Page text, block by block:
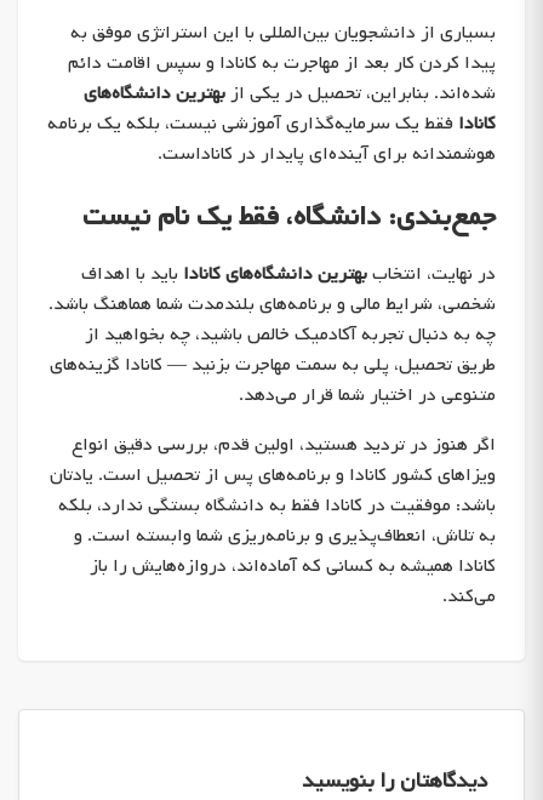
بسیاری از دانشجویان بین‌المللی با این استراتژی موفق به
پیدا کردن کار بعد از مهاجرت به کانادا و سپس اقامت دائم
شده‌اند. بنابراین، تحصیل در یکی ازبهترین دانشگاه‌های
کانادا فقط یک سرمایه‌گذاری آموزشی نیست، بلکه یک برنامه
هوشمندانه برای آینده‌ای پایدار در کاناداست.
جمع‌بندی: دانشگاه، فقط یک نام نیست
در نهایت، انتخاببهترین دانشگاه‌های کانادا باید با اهداف
شخصی، شرایط مالی و برنامه‌های بلندمدت شما هماهنگ باشد.
چه به دنبال تجربه آکادمیک خالص باشید، چه بخواهید از
طریق تحصیل، پلی به سمت مهاجرت بزنید — کانادا گزینه‌های
متنوعی در اختیار شما قرار می‌دهد.
اگر هنوز در تردید هستید، اولین قدم، بررسی دقیق انواع
ویزاهای کشور کانادا و برنامه‌های پس از تحصیل است. یادتان
باشد: موفقیت در کانادا فقط به دانشگاه بستگی ندارد، بلکه
به تلاش، انعطاف‌پذیری و برنامه‌ریزی شما وابسته است. و
کانادا همیشه به کسانی که آماده‌اند، دروازه‌هایش را باز
می‌کند.
دیدگاهتان را بنویسید